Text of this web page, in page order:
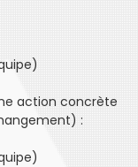
action concrète
: